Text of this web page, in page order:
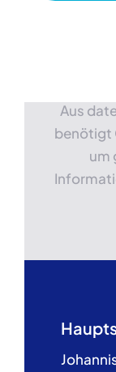
Aus
benötigt
um